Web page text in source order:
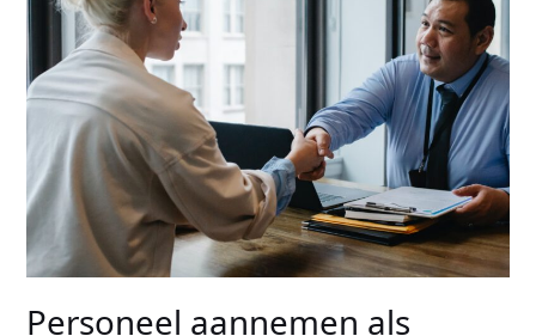
Personeel aannemen als